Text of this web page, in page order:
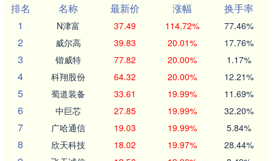
排名
名称 最新价 涨幅
换手率
1
N津富 37.49 114.72% 77.46%
2 威尔高 39.83 20.01% 17.76%
3 锴威特 77.82 20.00% 1.17%
4 科翔股份 64.32 20.00% 12.21%
5 蜀道装备 33.61 19.99% 11.69%
6 中巨芯 27.85 19.99% 32.20%
7 广哈通信 19.03 19.99% 5.84%
8 欣天科技 18.02 19.97% 28.44%